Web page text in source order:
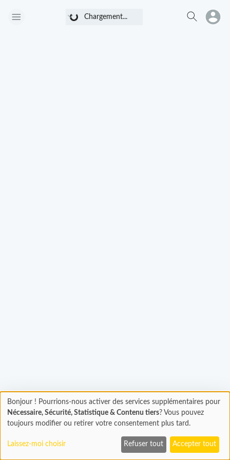
Chargement...
Chargement...Chargement
En cours...
Bonjour ! Pourrions-nous activer des services supplémentaires pour
Nécessaire, Sécurité, Statistique & Contenu tiers? Vous pouvez
toujours modifier ou retirer votre consentement plus tard.
Laissez-moi choisir Refuser tout Accepter tout